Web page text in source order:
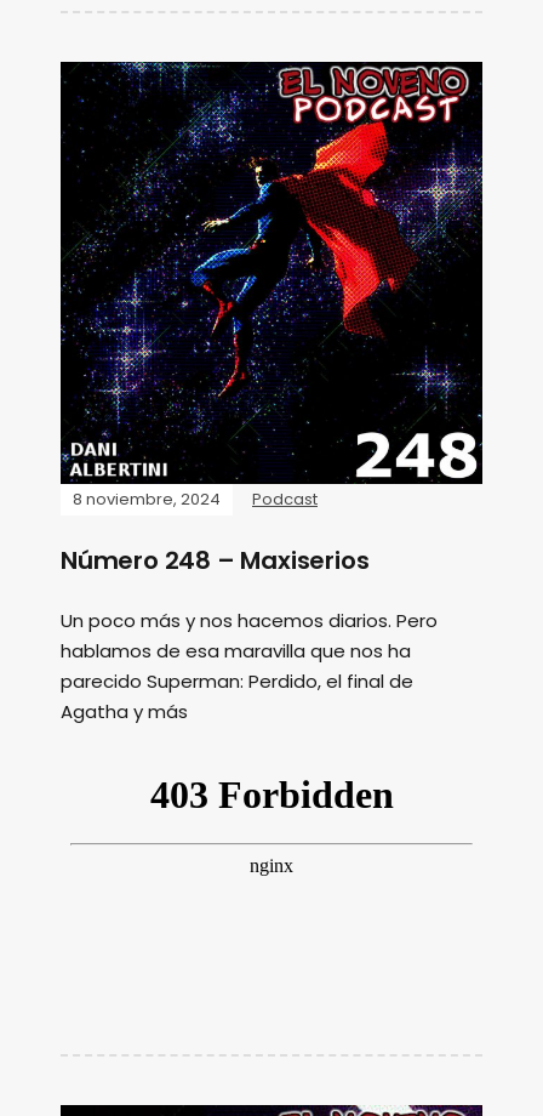
8 noviembre, 2024 Podcast
Número 248 – Maxiserios
Un poco más y nos hacemos diarios. Pero
hablamos de esa maravilla que nos ha
parecido Superman: Perdido, el final de
Agatha y más